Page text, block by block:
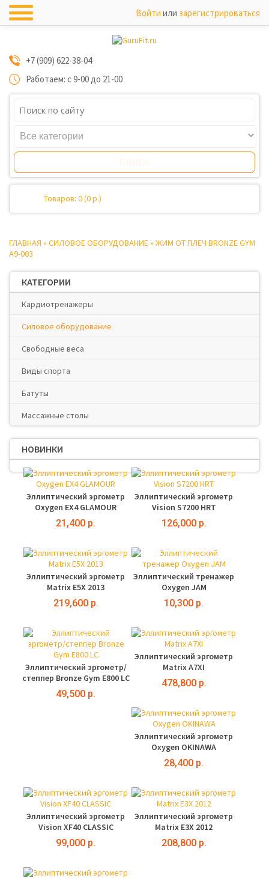
Войти или зарегистрироваться
+7 (909) 622-38-04
Работаем: с 9-00 до 21-00
Товаров: 0 (0 р.)
ГЛАВНАЯ » СИЛОВОЕ ОБОРУДОВАНИЕ» ЖИМ ОТ ПЛЕЧ BRONZE GYM
A9-003
КАТЕГОРИИ
Кардиотренажеры
Силовое оборудование
Свободные веса
Виды спорта
Батуты
Массажные столы
НОВИНКИ
Эллиптический эргометр
Oxygen EX4 GLAMOUR
21,400 р.
Эллиптический эргометр
Vision S7200 HRT
126,000 р.
Эллиптический эргометр
Matrix E5X 2013
219,600 р.
Эллиптический тренажер
Oxygen JAM
10,300 р.
Эллиптический эргометр/
степпер Bronze Gym E800 LC
49,500 р.
Эллиптический эргометр
Matrix A7XI
478,800 р.
Эллиптический эргометр
Oxygen OKINAWA
28,400 р.
Эллиптический эргометр
Vision XF40 CLASSIC
99,000 р.
Эллиптический эргометр
Matrix E3X 2012
208,800 р.